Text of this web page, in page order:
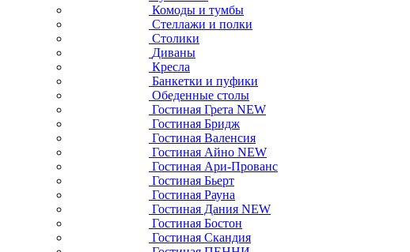
Комоды и тумбы
Стеллажи и полки
Столики
Диваны
Кресла
Банкетки и пуфики
Обеденные столы
Гостиная Грета NEW
Гостиная Бридж
Гостиная Валенсия
Гостиная Айно NEW
Гостиная Ари-Прованс
Гостиная Бьерт
Гостиная Рауна
Гостиная Дания NEW
Гостиная Бостон
Гостиная Скандия